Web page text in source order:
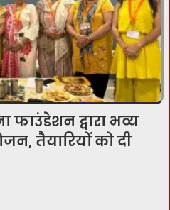
फाउंडेशन द्वारा भव्य
तैयारियों को दी